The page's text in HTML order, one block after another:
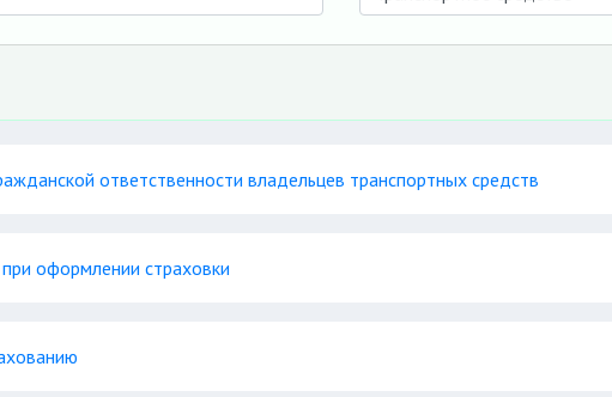
ответственности владельцев транспортных средств
оформлении страховки